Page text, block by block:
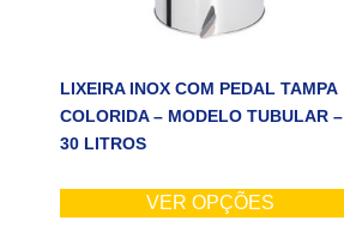
LIXEIRA INOX COM PEDAL TAMPA
COLORIDA – MODELO TUBULAR –
30 LITROS
VER OPÇÕES